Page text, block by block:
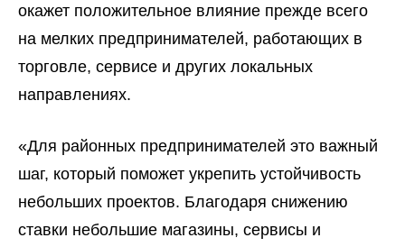
окажет положительное влияние прежде всего
на мелких предпринимателей, работающих в
торговле, сервисе и других локальных
направлениях.
«Для районных предпринимателей это важный
шаг, который поможет укрепить устойчивость
небольших проектов. Благодаря снижению
ставки небольшие магазины, сервисы и